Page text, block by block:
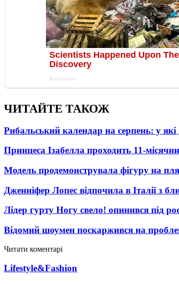
ЧИТАЙТЕ ТАКОЖ
Рибальський календар на серпень: у
Принцеса Ізабелла проходить 11-
Модель продемонструвала фігуру на
Дженніфер Лопес відпочила в Італії з
Лідер гурту Ногу свело! опинився під
Відомий шоумен поскаржився на
Читати коментарі
Lifestyle&Fashion